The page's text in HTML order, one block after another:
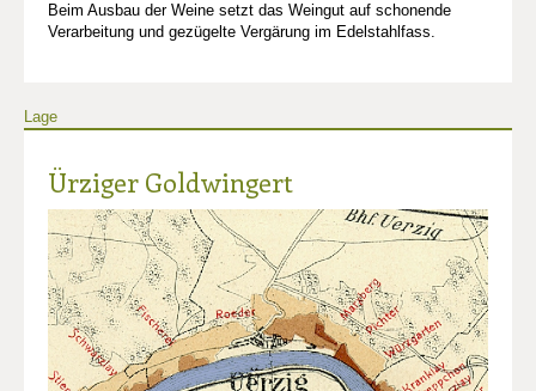
Beim Ausbau der Weine setzt das Weingut auf schonende
Verarbeitung und gezügelte Vergärung im Edelstahlfass.
Lage
Ürziger Goldwingert